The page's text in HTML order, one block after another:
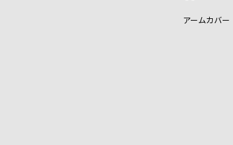
アームカバー